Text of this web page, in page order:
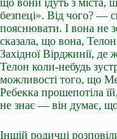
що вони їдуть з міста,
безпеці». Від чого? —
пояснювати. І вона не
сказала, що вона, Телон
Західної Вірджинії,
Телон коли-небудь
можливості того, що
Ребекка прошепотіла
не знає — він думає,
Іншій родичці